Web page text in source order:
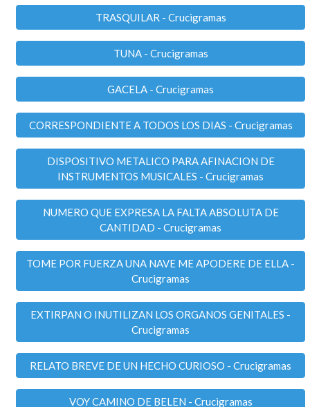
TRASQUILAR - Crucigramas
TUNA - Crucigramas
GACELA - Crucigramas
CORRESPONDIENTE A TODOS LOS DIAS - Crucigramas
DISPOSITIVO METALICO PARA AFINACION DE
INSTRUMENTOS MUSICALES - Crucigramas
NUMERO QUE EXPRESA LA FALTA ABSOLUTA DE
CANTIDAD - Crucigramas
TOME POR FUERZA UNA NAVE ME APODERE DE ELLA -
Crucigramas
EXTIRPAN O INUTILIZAN LOS ORGANOS GENITALES -
Crucigramas
RELATO BREVE DE UN HECHO CURIOSO - Crucigramas
VOY CAMINO DE BELEN - Crucigramas